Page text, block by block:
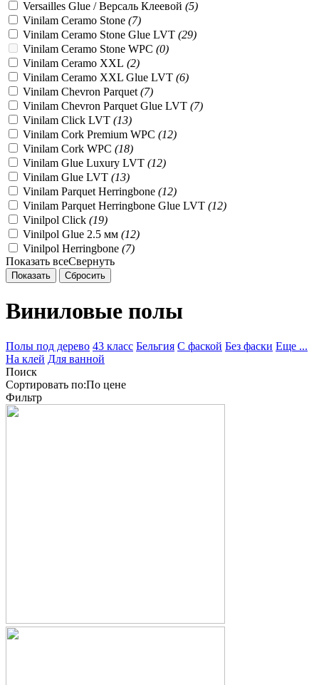
Versailles Glue / Версаль Клеевой (5)
Vinilam Ceramo Stone (7)
Vinilam Ceramo Stone Glue LVT (29)
Vinilam Ceramo Stone WPC (0)
Vinilam Ceramo XXL (2)
Vinilam Ceramo XXL Glue LVT (6)
Vinilam Chevron Parquet (7)
Vinilam Chevron Parquet Glue LVT (7)
Vinilam Click LVT (13)
Vinilam Cork Premium WPC (12)
Vinilam Cork WPC (18)
Vinilam Glue Luxury LVT (12)
Vinilam Glue LVT (13)
Vinilam Parquet Herringbone (12)
Vinilam Parquet Herringbone Glue LVT (12)
Vinilpol Click (19)
Vinilpol Glue 2.5 мм (12)
Vinilpol Herringbone (7)
Показать всеСвернуть
Виниловые полы
Полы под дерево 43 класс Бельгия С фаской Без фаски Еще ...
На клей Для ванной
Поиск
Сортировать по:По цене
Фильтр